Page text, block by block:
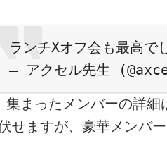
ランチXオフ会も最高で
— アクセル先生
集まったメンバーの詳細
せますが、豪華メンバー